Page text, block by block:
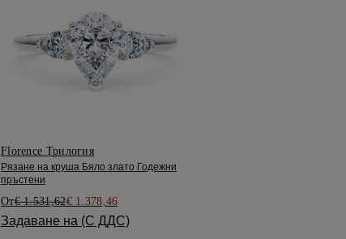
Florence Трилогия
Рязане на круша Бяло злато Годежни
пръстени
От€ 1.531,62€ 1.378,46
Задаване на (С ДДС)